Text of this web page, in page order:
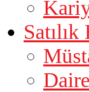
Daire